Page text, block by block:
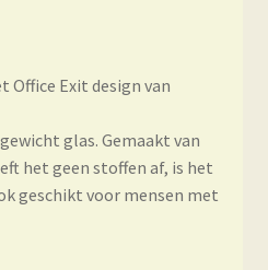
Office Exit design van
glas. Gemaakt van
het geen stoffen af, is het
geschikt voor mensen met